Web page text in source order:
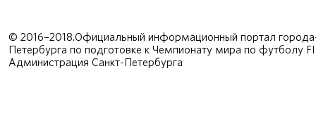
© 2016–2018.Официальный информационный портал
Петербурга по подготовке к Чемпионату мира по футболу
Администрация Санкт-Петербурга